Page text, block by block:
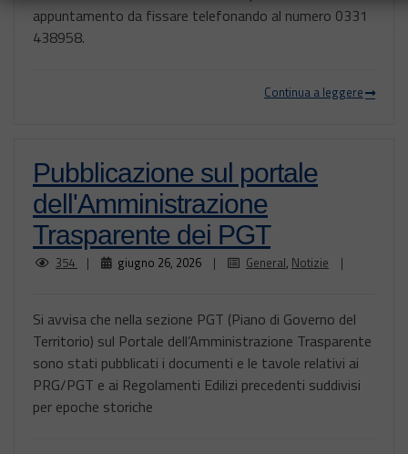
appuntamento da fissare telefonando al numero 0331
438958.
Continua a leggere
Pubblicazione sul portale
dell'Amministrazione
Trasparente dei PGT
354 | giugno 26, 2026 | General, Notizie |
Si avvisa che nella sezione PGT (Piano di Governo del
Territorio) sul Portale dell’Amministrazione Trasparente
sono stati pubblicati i documenti e le tavole relativi ai
PRG/PGT e ai Regolamenti Edilizi precedenti suddivisi
per epoche storiche